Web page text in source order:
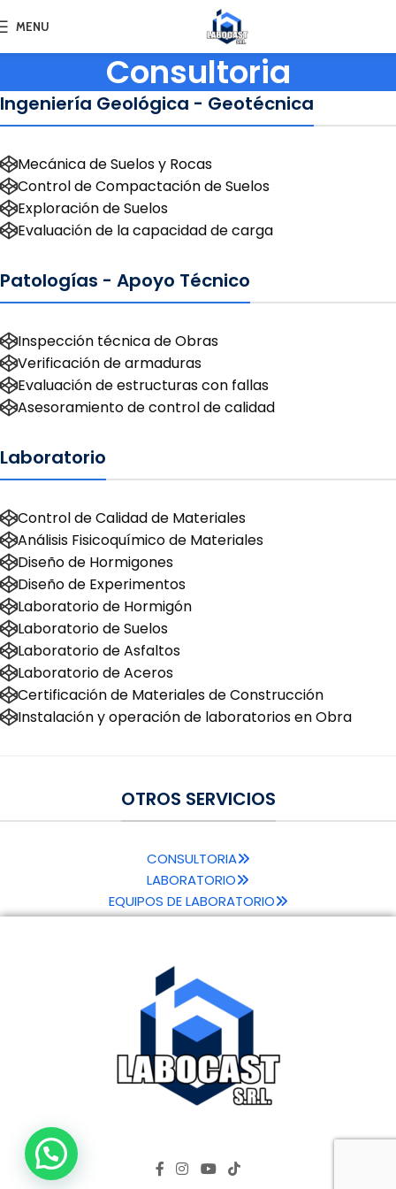
MENU
Consultoria
Ingeniería Geológica - Geotécnica
Mecánica de Suelos y Rocas
Control de Compactación de Suelos
Exploración de Suelos
Evaluación de la capacidad de carga
Patologías - Apoyo Técnico
Inspección técnica de Obras
Verificación de armaduras
Evaluación de estructuras con fallas
Asesoramiento de control de calidad
Laboratorio
Control de Calidad de Materiales
Análisis Fisicoquímico de Materiales
Diseño de Hormigones
Diseño de Experimentos
Laboratorio de Hormigón
Laboratorio de Suelos
Laboratorio de Asfaltos
Laboratorio de Aceros
Certificación de Materiales de Construcción
Instalación y operación de laboratorios en Obra
OTROS SERVICIOS
CONSULTORIA
LABORATORIO
EQUIPOS DE LABORATORIO